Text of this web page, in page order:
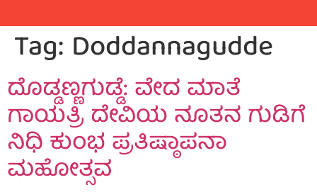
Tag: Doddannagudde
ದೊಡ್ಡಣ್ಣಗುಡ್ಡೆ: ವೇದ ಮಾತೆ
ಗಾಯತ್ರಿ ದೇವಿಯ ನೂತನ ಗುಡಿಗೆ
ನಿಧಿ ಕುಂಭ ಪ್ರತಿಷ್ಠಾಪನಾ
ಮಹೋತ್ಸವ